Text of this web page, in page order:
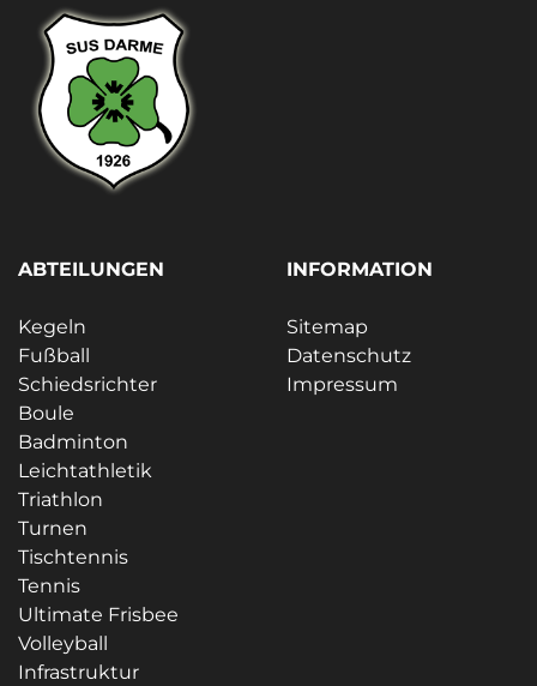
ABTEILUNGEN
Kegeln
Fußball
Schiedsrichter
Boule
Badminton
Leichtathletik
Triathlon
Turnen
Tischtennis
Tennis
Ultimate Frisbee
Volleyball
Infrastruktur
INFORMATION
Sitemap
Datenschutz
Impressum